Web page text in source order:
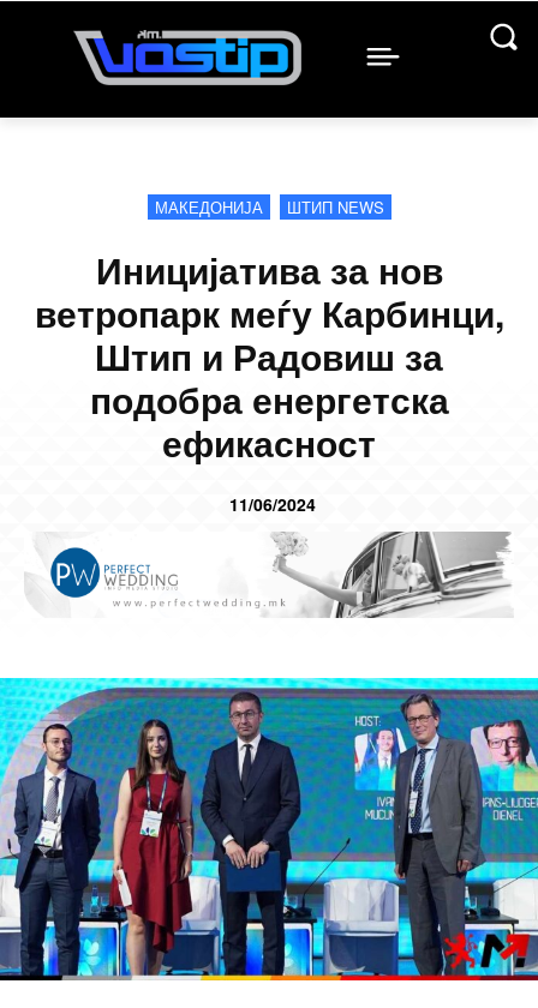
МАКЕДОНИЈА ШТИП NEWS
Иницијатива за нов
ветропарк меѓу Карбинци,
Штип и Радовиш за
подобра енергетска
ефикасност
11/06/2024